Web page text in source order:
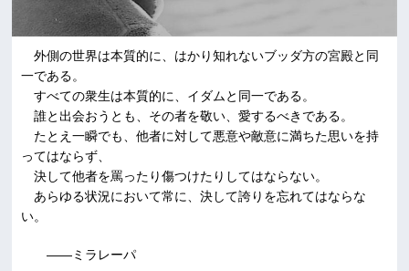
外側の世界は本質的に、はかり知れないブッダ方の宮殿と同
一である。
すべての衆生は本質的に、イダムと同一である。
誰と出会おうとも、その者を敬い、愛するべきである。
たとえ一瞬でも、他者に対して悪意や敵意に満ちた思いを持
ってはならず、
決して他者を罵ったり傷つけたりしてはならない。
あらゆる状況において常に、決して誇りを忘れてはならな
い。
――ミラレーパ